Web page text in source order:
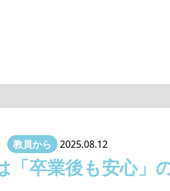
教員から 2025.08.12
卒業後も安心」